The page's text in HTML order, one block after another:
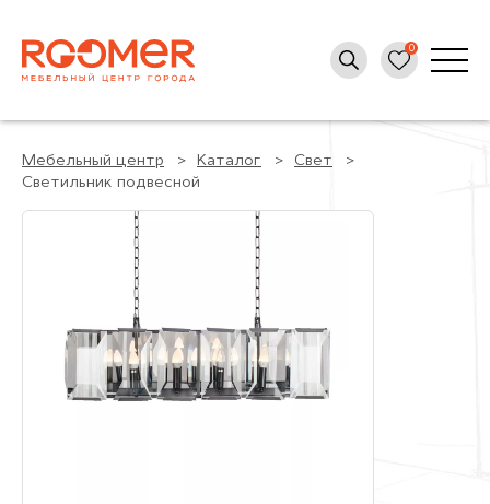
Мебельный центр Каталог
Свет
Светильник подвесной